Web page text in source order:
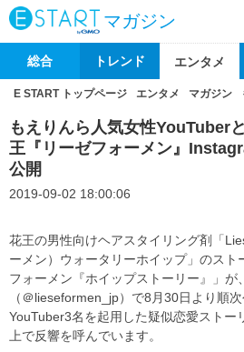
マガジン
総合 トレンド エンタメ
E START トップページ エンタメ マガジン
もえりんら人気女性YouTuber
王『リーゼフォーメン』
公開
2019-09-02 18:00:06
花王の男性向けヘアスタイリング剤「
ーメン）ウォータリーホイップ」のスト
フォーメン『ホイップストーリー』」が
（＠lieseformen_jp）で8月30日より順
YouTuber3名を起用した疑似恋愛ストー
上で反響を呼んでいます。